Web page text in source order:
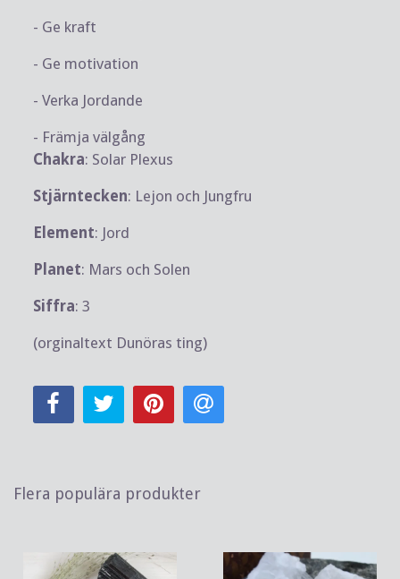
- Ge kraft
- Ge motivation
- Verka Jordande
- Främja välgång
Chakra: Solar Plexus
Stjärntecken: Lejon och Jungfru
Element: Jord
Planet: Mars och Solen
Siffra: 3
(orginaltext Dunöras ting)
Flera populära produkter